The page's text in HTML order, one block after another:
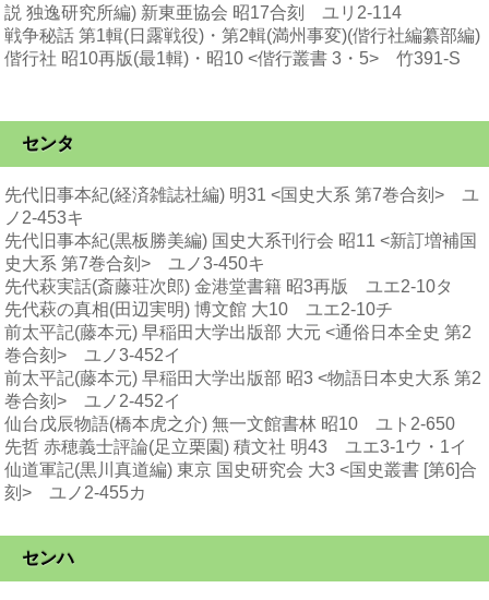
説 独逸研究所編) 新東亜協会 昭17合刻 ユリ2-114
戦争秘話 第1輯(日露戦役)・第2輯(満州事変)(偕行社編纂部編)
偕行社 昭10再版(最1輯)・昭10 <偕行叢書 3・5> 竹391-S
センタ
先代旧事本紀(経済雑誌社編) 明31 <国史大系 第7巻合刻> ユ
ノ2-453キ
先代旧事本紀(黒板勝美編) 国史大系刊行会 昭11 <新訂増補国
史大系 第7巻合刻> ユノ3-450キ
先代萩実話(斎藤荘次郎) 金港堂書籍 昭3再版 ユエ2-10タ
先代萩の真相(田辺実明) 博文館 大10 ユエ2-10チ
前太平記(藤本元) 早稲田大学出版部 大元 <通俗日本全史 第2
巻合刻> ユノ3-452イ
前太平記(藤本元) 早稲田大学出版部 昭3 <物語日本史大系 第2
巻合刻> ユノ2-452イ
仙台戊辰物語(橋本虎之介) 無一文館書林 昭10 ユト2-650
先哲 赤穂義士評論(足立栗園) 積文社 明43 ユエ3-1ウ・1イ
仙道軍記(黒川真道編) 東京 国史研究会 大3 <国史叢書 [第6]合
刻> ユノ2-455カ
センハ